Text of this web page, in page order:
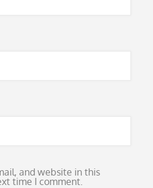
and website in this
time I comment.